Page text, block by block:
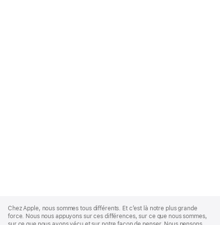
Footer
Chez Apple, nous sommes tous différents. Et c’est là notre plus grande
force. Nous nous appuyons sur ces différences, sur ce que nous sommes,